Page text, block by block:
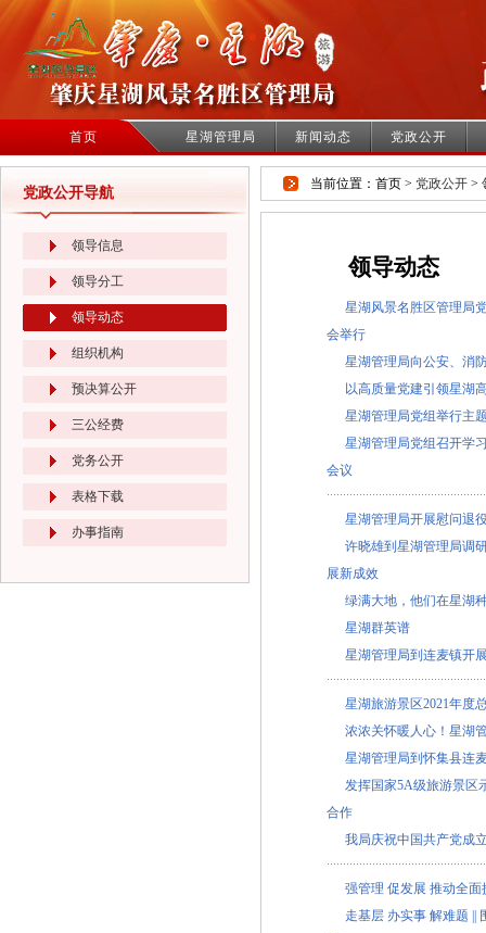
首页 星湖管理局 新闻动态 党政公开
党政公开导航
领导信息
领导分工
领导动态
组织机构
预决算公开
三公经费
党务公开
表格下载
办事指南
当前位置：首页 > 党政公开 >
领导动态
星湖风景名胜区管理局
会举行
星湖管理局向公安、消
以高质量党建引领星湖
星湖管理局党组举行主
星湖管理局党组召开学
会议
星湖管理局开展慰问退
许晓雄到星湖管理局调
展新成效
绿满大地，他们在星湖
星湖群英谱
星湖管理局到连麦镇开
星湖旅游景区2021年度
浓浓关怀暖人心！星湖
星湖管理局到怀集县连
发挥国家5A级旅游景区
合作
我局庆祝中国共产党成
强管理 促发展 推动全
走基层 办实事 解难题 ||